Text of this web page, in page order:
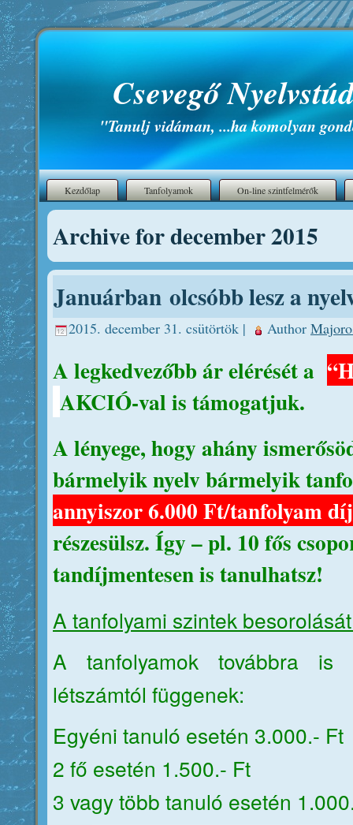
Csevegő
"Tanulj vidáman, ...ha komolyan
Kezdőlap Tanfolyamok On-line szintfelmérők
Archive for december 2015
Januárban olcsóbb lesz a
2015. december 31. csütörtök | Author
A legkedvezőbb ár elérését a
AKCIÓ-val is támogatjuk.
A lényege, hogy ahány
bármelyik nyelv bármelyik
annyiszor 6.000 Ft/tanfolyam
részesülsz. Így – pl. 10 fős
tandíjmentesen is tanulhatsz!
A tanfolyami szintek
A tanfolyamok továbbra
létszámtól függenek:
Egyéni tanuló esetén 3.000.- Ft
2 fő esetén 1.500.- Ft
3 vagy több tanuló esetén